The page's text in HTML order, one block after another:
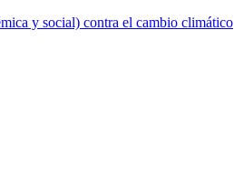
y social) contra el cambio climático